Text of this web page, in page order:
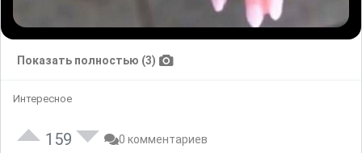
Показать полностью (3)
Интересное
159 0 комментариев